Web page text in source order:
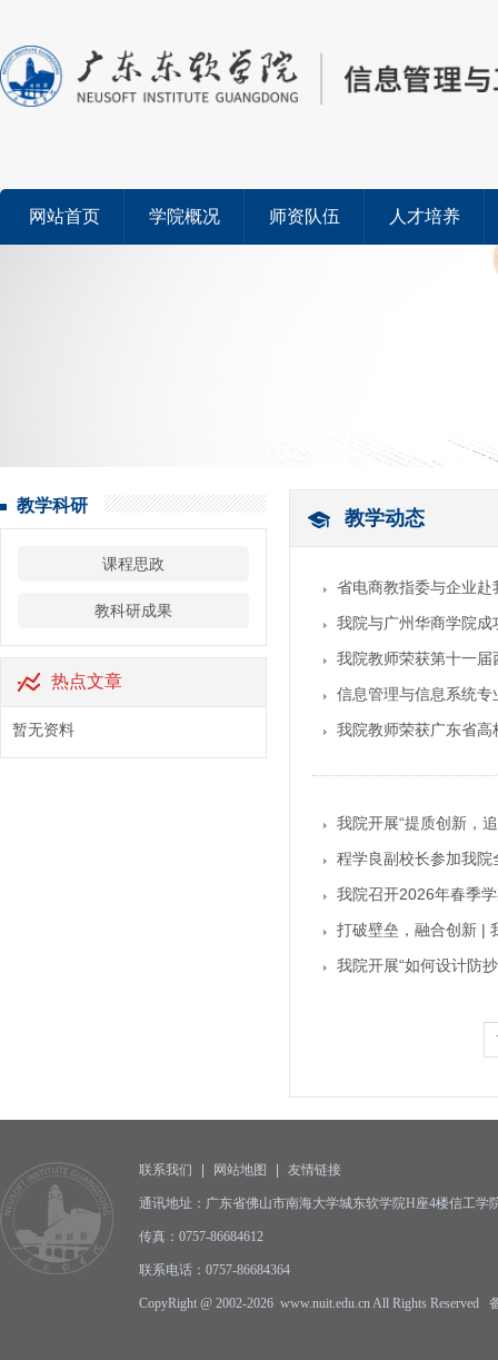
网站首页 学院概况 师资队伍 人才培养
教学科研
课程思政
教科研成果
热点文章
暂无资料
教学动态
省电商教指委与企业
我院与广州华商学院
我院教师荣获第十一
信息管理与信息系统
我院教师荣获广东省
我院开展“提质创新，
程学良副校长参加我
我院召开2026年春季
打破壁垒，融合创新 |
我院开展“如何设计防
联系我们 网站地图 友情链接
通讯地址：广东省佛山市南海大学城东软学院H座4楼信工
传真：0757-86684612
联系电话：0757-86684364
CopyRight @ 2002-2026 www.nuit.edu.cn All Rights Reserved